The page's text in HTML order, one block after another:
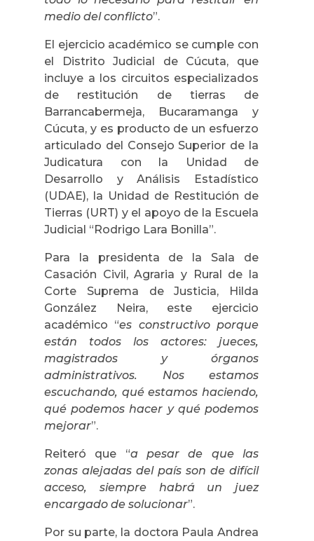
medio del conflicto”.
El ejercicio académico se cumple con
el Distrito Judicial de Cúcuta, que
incluye a los circuitos especializados
de restitución de tierras de
Barrancabermeja, Bucaramanga y
Cúcuta, y es producto de un esfuerzo
articulado del Consejo Superior de la
Judicatura con la Unidad de
Desarrollo y Análisis Estadístico
(UDAE), la Unidad de Restitución de
Tierras (URT) y el apoyo de la Escuela
Judicial “Rodrigo Lara Bonilla”.
Para la presidenta de la Sala de
Casación Civil, Agraria y Rural de la
Corte Suprema de Justicia, Hilda
González Neira, este ejercicio
académico “es constructivo porque
están todos los actores: jueces,
magistrados y órganos
administrativos. Nos estamos
escuchando, qué estamos haciendo,
qué podemos hacer y qué podemos
mejorar”.
Reiteró que “a pesar de que las
zonas alejadas del país son de difícil
acceso, siempre habrá un juez
encargado de solucionar”.
Por su parte, la doctora Paula Andrea